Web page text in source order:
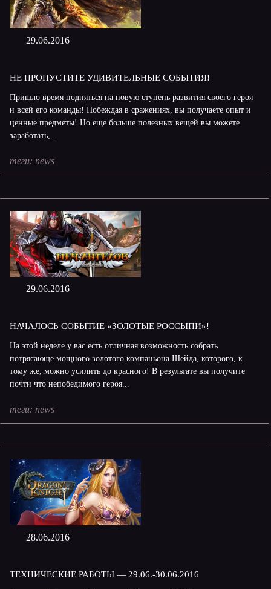
29.06.2016
НЕ ПРОПУСТИТЕ УДИВИТЕЛЬНЫЕ СОБЫТИЯ!
Пришло время подняться на новую ступень развития своего героя
и всей его команды! Побеждая в сражениях, вы получаете опыт и
ценные предметы! Но еще больше полезных вещей вы можете
заработать,...
теги: news
29.06.2016
НАЧАЛОСЬ СОБЫТИЕ «ЗОЛОТЫЕ РОССЫПИ»!
На этой неделе у вас есть отличная возможность собрать
потрясающе мощного золотого компаньона Шейда, которого, к
тому же, можно усилить до красного! В результате вы получите
почти что непобедимого героя...
теги: news
28.06.2016
ТЕХНИЧЕСКИЕ РАБОТЫ — 29.06.-30.06.2016